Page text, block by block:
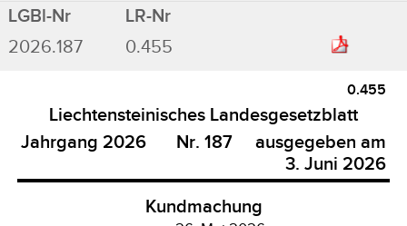
LGBl-Nr
LR-Nr
2026.187
0.455